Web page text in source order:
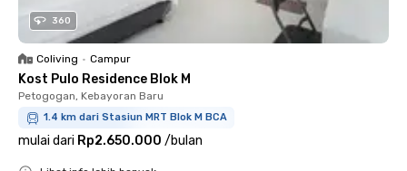
360
Coliving • Campur
Kost Pulo Residence Blok M
Petogogan, Kebayoran Baru
1.4 km dari Stasiun MRT Blok M BCA
mulai dari Rp2.650.000 /bulan